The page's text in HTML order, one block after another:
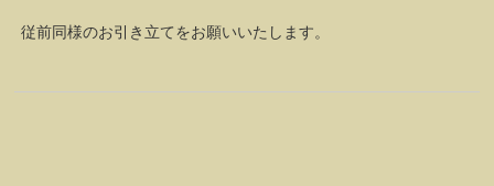
従前同様のお引き立てをお願いいたします。